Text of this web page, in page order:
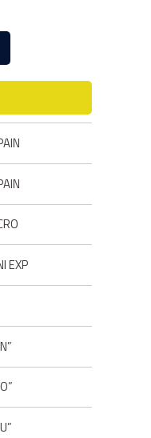
EXP